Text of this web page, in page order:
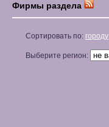
Фирмы раздела
Сортировать по: городу
Выберите регион: